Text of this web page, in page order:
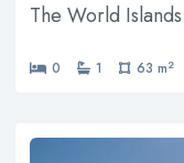
The World
0 1 63 m2